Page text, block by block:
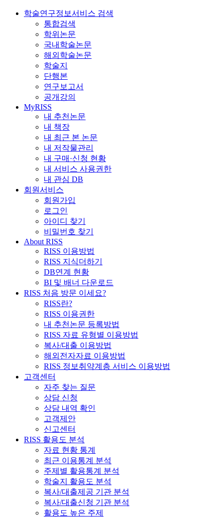
학술연구정보서비스 검색
통합검색
학위논문
국내학술논문
해외학술논문
학술지
단행본
연구보고서
공개강의
MyRISS
내 추천논문
내 책장
내 최근 본 논문
내 저작물관리
내 구매·신청 현황
내 서비스 사용권한
내 관심 DB
회원서비스
회원가입
로그인
아이디 찾기
비밀번호 찾기
About RISS
RISS 이용방법
RISS 지식더하기
DB연계 현황
BI 및 배너 다운로드
RISS 처음 방문 이세요?
RISS란?
RISS 이용권한
내 추천논문 등록방법
RISS 자료 유형별 이용방법
복사/대출 이용방법
해외전자자료 이용방법
RISS 정보취약계층 서비스 이용방법
고객센터
자주 찾는 질문
상담 신청
상담 내역 확인
고객제안
신고센터
RISS 활용도 분석
자료 현황 통계
최근 이용통계 분석
주제별 활용통계 분석
학술지 활용도 분석
복사/대출제공 기관 분석
복사/대출신청 기관 분석
활용도 높은 주제